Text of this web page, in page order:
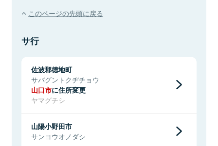
このページの先頭に戻る
サ行
佐波郡徳地町
サバグントクヂチョウ
山口市に住所変更
ヤマグチシ
山陽小野田市
サンヨウオノダシ